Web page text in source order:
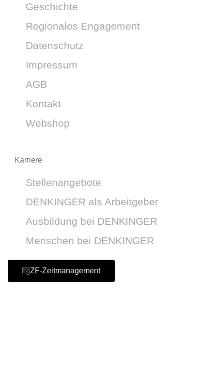
Geschichte
Regionales Engagement
Datenschutz
Impressum
AGB
Kontakt
Webshop
Karriere
Stellenangebote
DENKINGER als Arbeitgeber
Ausbildung bei DENKINGER
Menschen bei DENKINGER
ZF-Zeitmanagement